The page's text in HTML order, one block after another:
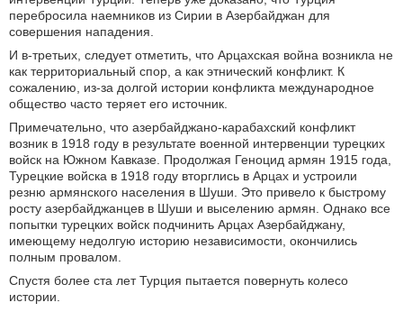
перебросила наемников из Сирии в Азербайджан для
совершения нападения.
И в-третьих, следует отметить, что Арцахская война возникла не
как территориальный спор, а как этнический конфликт. К
сожалению, из-за долгой истории конфликта международное
общество часто теряет его источник.
Примечательно, что азербайджано-карабахский конфликт
возник в 1918 году в результате военной интервенции турецких
войск на Южном Кавказе. Продолжая Геноцид армян 1915 года,
Турецкие войска в 1918 году вторглись в Арцах и устроили
резню армянского населения в Шуши. Это привело к быстрому
росту азербайджанцев в Шуши и выселению армян. Однако все
попытки турецких войск подчинить Арцах Азербайджану,
имеющему недолгую историю независимости, окончились
полным провалом.
Спустя более ста лет Турция пытается повернуть колесо
истории.